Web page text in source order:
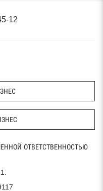
12
ОТВЕТСТВЕННОСТЬЮ